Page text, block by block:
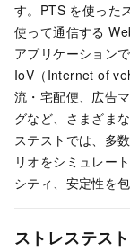
す。PTS を使った
使って通信する
アプリケーション
IoV（Internet of
流・宅配便、広告
グなど、さまざま
ステストでは、多
リオをシミュレー
シティ、安定性を
ストレステス